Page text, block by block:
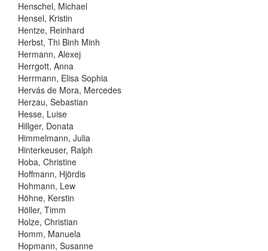
Henschel, Michael
Hensel, Kristin
Hentze, Reinhard
Herbst, Thi Binh Minh
Hermann, Alexej
Herrgott, Anna
Herrmann, Elisa Sophia
Hervás de Mora, Mercedes
Herzau, Sebastian
Hesse, Luise
Hillger, Donata
Himmelmann, Julia
Hinterkeuser, Ralph
Hoba, Christine
Hoffmann, Hjördis
Hohmann, Lew
Höhne, Kerstin
Höller, Timm
Holze, Christian
Homm, Manuela
Hopmann, Susanne